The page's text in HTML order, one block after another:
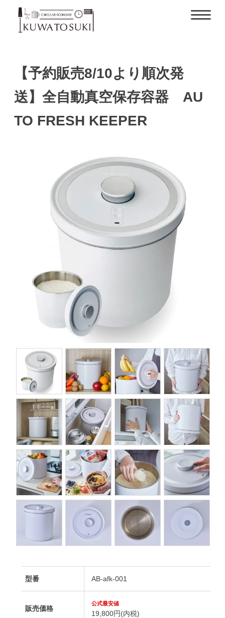
【予約販売8/10より順次発
送】全自動真空保存容器 AU
TO FRESH KEEPER
型番 AB-afk-001
販売価格
19,800円(内税)